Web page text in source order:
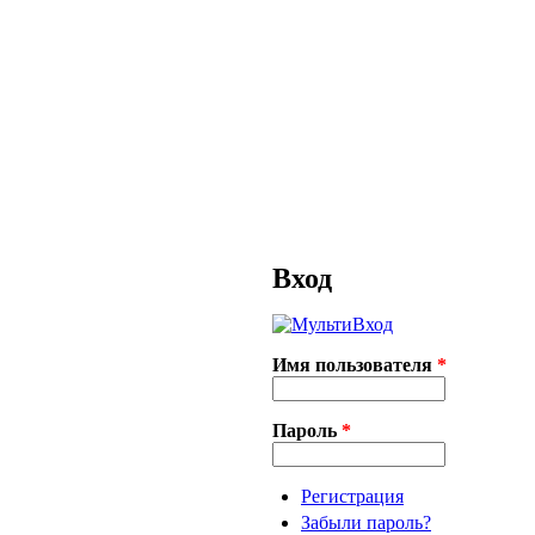
Вход
Имя пользователя *
Пароль *
Регистрация
Забыли пароль?